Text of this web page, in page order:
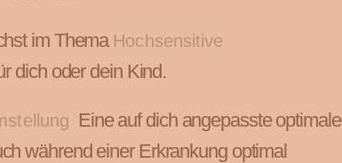
im Thema Hochsensitive
dich oder dein Kind.
Eine auf dich angepasste optimale
während einer Erkrankung optimal